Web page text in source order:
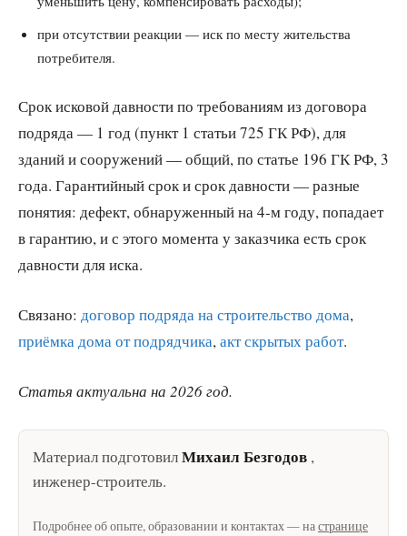
при отсутствии реакции — иск по месту жительства
потребителя.
Срок исковой давности по требованиям из договора
подряда — 1 год (пункт 1 статьи 725 ГК РФ), для
зданий и сооружений — общий, по статье 196 ГК РФ, 3
года. Гарантийный срок и срок давности — разные
понятия: дефект, обнаруженный на 4-м году, попадает
в гарантию, и с этого момента у заказчика есть срок
давности для иска.
Связано: договор подряда на строительство дома,
приёмка дома от подрядчика,акт скрытых работ.
Статья актуальна на 2026 год.
Материал подготовилМихаил Безгодов ,
инженер-строитель.
Подробнее об опыте, образовании и контактах — настранице